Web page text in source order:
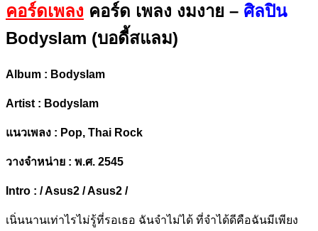
คอร์ดเพลง คอร์ด เพลง งมงาย – ศิลปิน
Bodyslam (บอดี้สแลม)
Album : Bodyslam
Artist : Bodyslam
แนวเพลง : Pop, Thai Rock
วางจำหน่าย : พ.ศ. 2545
Intro : / Asus2 / Asus2 /
เนิ่นนานเท่าไรไม่รู้ที่รอเธอ ฉันจำไม่ได้ ที่จำได้ดีคือฉันมีเพียง